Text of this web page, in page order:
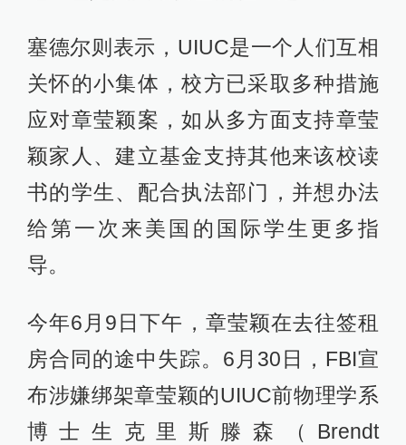
塞德尔则表示，UIUC是一个人们互相
关怀的小集体，校方已采取多种措施
应对章莹颖案，如从多方面支持章莹
颖家人、建立基金支持其他来该校读
书的学生、配合执法部门，并想办法
给第一次来美国的国际学生更多指
导。
今年6月9日下午，章莹颖在去往签租
房合同的途中失踪。6月30日，FBI宣
布涉嫌绑架章莹颖的UIUC前物理学系
博士生克里斯滕森（Brendt